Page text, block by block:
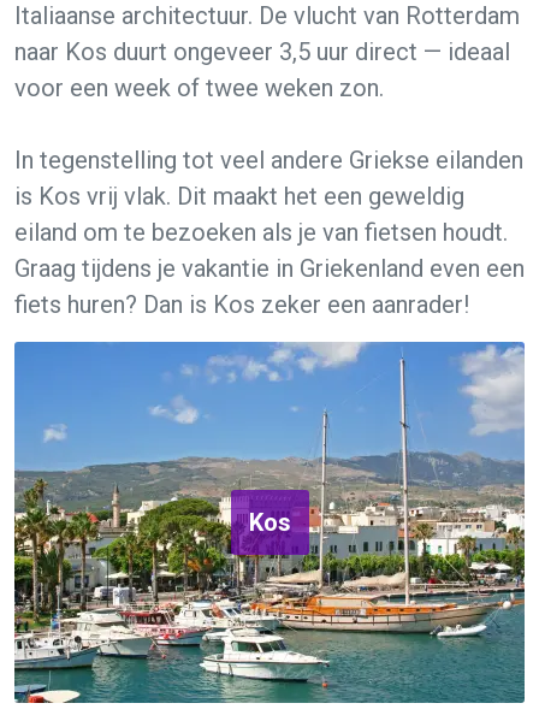
Italiaanse architectuur. De vlucht van Rotterdam
naar Kos duurt ongeveer 3,5 uur direct — ideaal
voor een week of twee weken zon.
In tegenstelling tot veel andere Griekse eilanden
is Kos vrij vlak. Dit maakt het een geweldig
eiland om te bezoeken als je van fietsen houdt.
Graag tijdens je vakantie in Griekenland even een
fiets huren? Dan is Kos zeker een aanrader!
Kos